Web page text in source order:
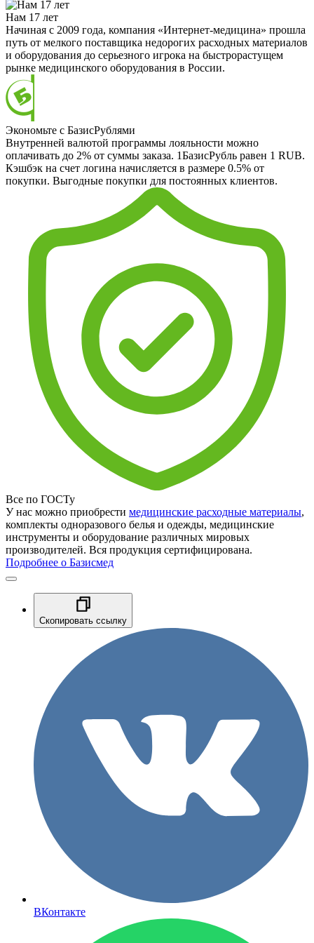
Нам 17 лет
Начиная с 2009 года, компания «Интернет-медицина» прошла
путь от мелкого поставщика недорогих расходных материалов
и оборудования до серьезного игрока на быстрорастущем
рынке медицинского оборудования в России.
Экономьте с БазисРублями
Внутренней валютой программы лояльности можно
оплачивать до 2% от суммы заказа. 1БазисРубль равен 1 RUB.
Кэшбэк на счет логина начисляется в размере 0.5% от
покупки. Выгодные покупки для постоянных клиентов.
Все по ГОСТу
У нас можно приобрести медицинские расходные материалы,
комплекты одноразового белья и одежды, медицинские
инструменты и оборудование различных мировых
производителей. Вся продукция сертифицирована.
Подробнее о Базисмед
Скопировать ссылку
ВКонтакте